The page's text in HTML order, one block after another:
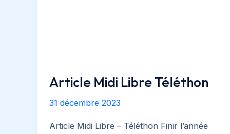
Article Midi Libre Téléthon
31 décembre 2023
Article Midi Libre – Téléthon Finir l’année